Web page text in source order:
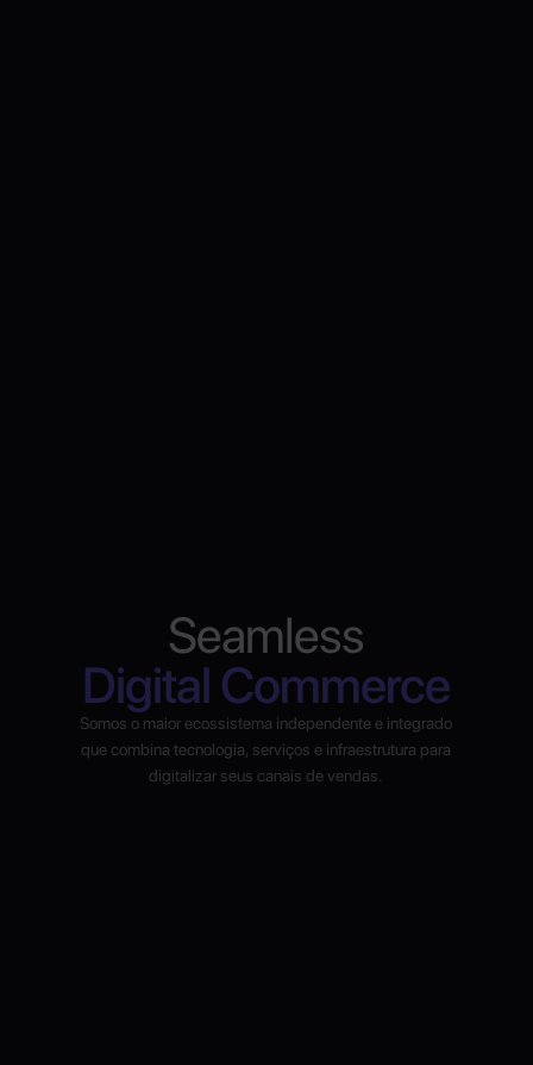
Seamless
Digital Commerce
Somos o maior ecossistema independente e integrado
que combina tecnologia, serviços e infraestrutura para
digitalizar seus canais de vendas.